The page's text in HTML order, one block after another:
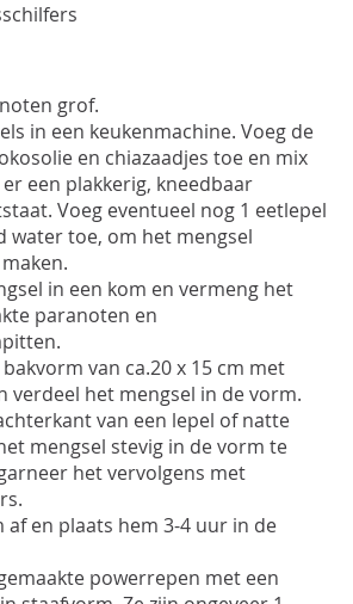
grof.
in een keukenmachine. Voeg de
en chiazaadjes toe en mix
een plakkerig, kneedbaar
Voeg eventueel nog 1 eetlepel
water toe, om het mengsel
in een kom en vermeng het
paranoten en
van ca.20 x 15 cm met
verdeel het mengsel in de vorm.
van een lepel of natte
mengsel stevig in de vorm te
het vervolgens met
af en plaats hem 3-4 uur in de
powerrepen met een